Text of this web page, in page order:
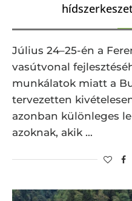
Július 24–25-én a
vasútvonal
munkálatok miatt a
tervezetten
azonban különleges
azoknak, akik …